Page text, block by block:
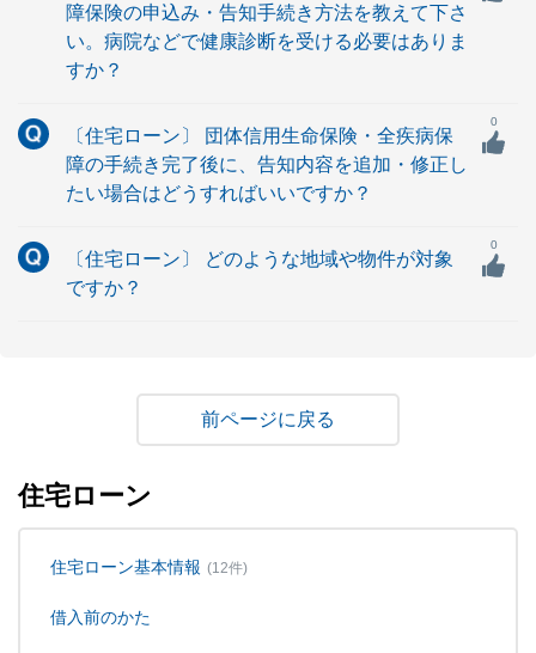
障保険の申込み・告知手続き方法を教えて下さ
い。病院などで健康診断を受ける必要はありま
すか？
〔住宅ローン〕 団体信用生命保険・全疾病保
障の手続き完了後に、告知内容を追加・修正し
たい場合はどうすればいいですか？
0
〔住宅ローン〕 どのような地域や物件が対象
ですか？
0
戻る
住宅ローン
住宅ローン基本情報 (12件)
借入前のかた